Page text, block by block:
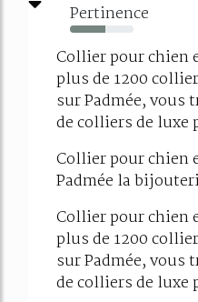
Pertinence
56%
Collier pour chien
plus de 1200
sur Padmée, vous
de colliers de luxe
Collier pour chien
Padmée la
Collier pour chien
plus de 1200
sur Padmée, vous
de colliers de luxe